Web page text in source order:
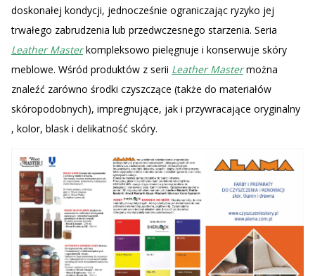
doskonałej kondycji, jednocześnie ograniczając ryzyko jej
trwałego zabrudzenia lub przedwczesnego starzenia. Seria
Leather Master kompleksowo pielęgnuje i konserwuje skóry
meblowe. Wśród produktów z serii Leather Master można
znaleźć zarówno środki czyszczące (także do materiałów
skóropodobnych), impregnujące, jak i przywracające oryginalny
, kolor, blask i delikatność skóry.